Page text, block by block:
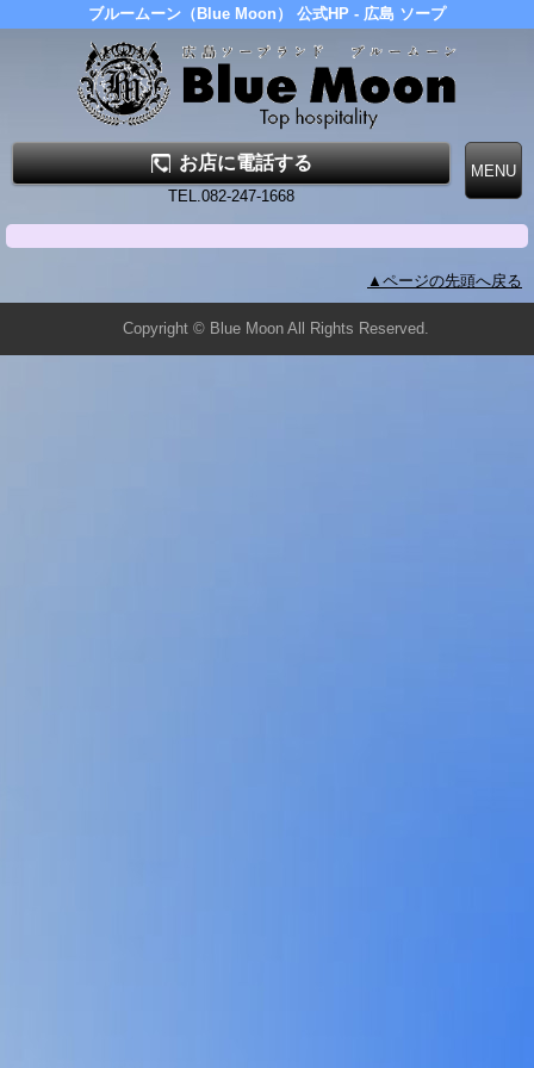
ブルームーン（Blue Moon） 公式HP - 広島 ソープ
お店に電話する
TEL.082-247-1668
▲ページの先頭へ戻る
Copyright © Blue Moon All Rights Reserved.